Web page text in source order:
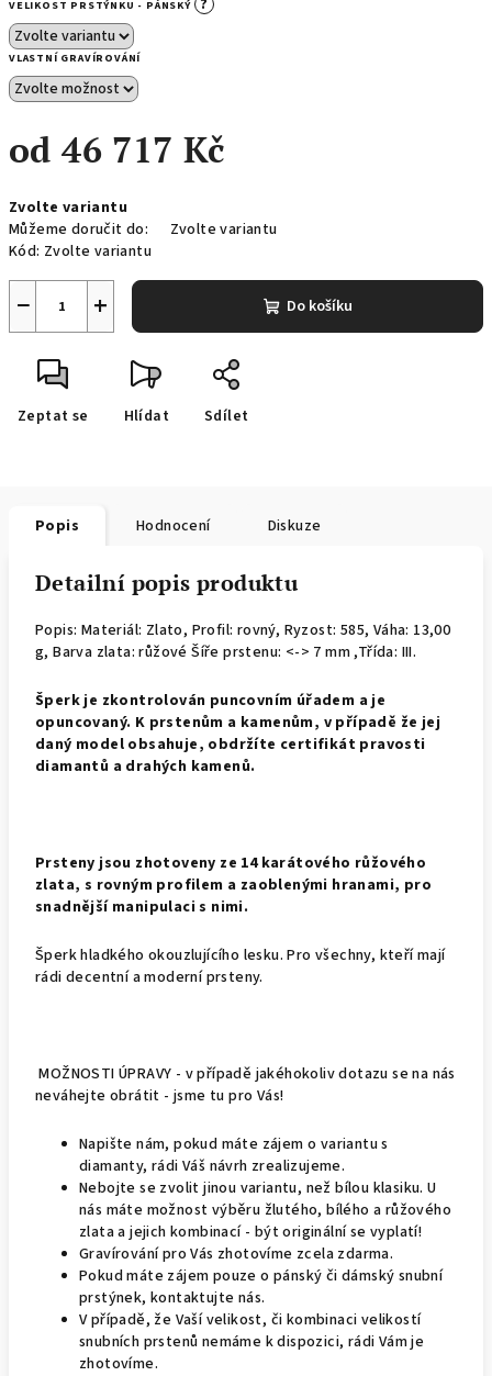
VELIKOST PRSTÝNKU - PÁNSKÝ ?
VLASTNÍ GRAVÍROVÁNÍ
od46 717 Kč
cena:
Zvolte variantu
Můžeme doručit do:
Zvolte variantu
Kód: Zvolte variantu
+
− Do košíku
Zeptat se Hlídat Sdílet
Popis Hodnocení Diskuze
Detailní popis produktu
Popis: Materiál: Zlato, Profil: rovný, Ryzost: 585, Váha: 13,00
g, Barva zlata: růžové Šíře prstenu: <-> 7 mm ,Třída: III.
Šperk je zkontrolován puncovním úřadem a je
opuncovaný. K prstenům a kamenům, v případě že jej
daný model obsahuje, obdržíte certifikát pravosti
diamantů a drahých kamenů.
Prsteny jsou zhotoveny ze 14 karátového růžového
zlata, s rovným profilem a zaoblenými hranami, pro
snadnější manipulaci s nimi.
Šperk hladkého okouzlujícího lesku. Pro všechny, kteří mají
rádi decentní a moderní prsteny.
MOŽNOSTI ÚPRAVY - v případě jakéhokoliv dotazu se na nás
neváhejte obrátit - jsme tu pro Vás!
Napište nám, pokud máte zájem o variantu s
diamanty, rádi Váš návrh zrealizujeme.
Nebojte se zvolit jinou variantu, než bílou klasiku. U
nás máte možnost výběru žlutého, bílého a růžového
zlata a jejich kombinací - být originální se vyplatí!
Gravírování pro Vás zhotovíme zcela zdarma.
Pokud máte zájem pouze o pánský či dámský snubní
prstýnek, kontaktujte nás.
V případě, že Vaší velikost, či kombinaci velikostí
snubních prstenů nemáme k dispozici, rádi Vám je
zhotovíme.